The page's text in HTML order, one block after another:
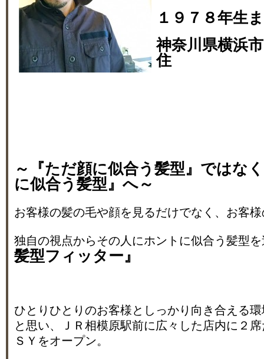
１９７８年生
神奈川県横浜
住
～『ただ顔に似合う髪型』ではな
に似合う髪型』へ～
お客様の髪の毛や顔を見るだけでなく、お客
独自の視点からその人にホントに似合う髪型
髪型フィッター』
ひとりひとりのお客様としっかり向き合える
と思い、ＪＲ相模原駅前に広々した店内に２
ＳＹをオープン。